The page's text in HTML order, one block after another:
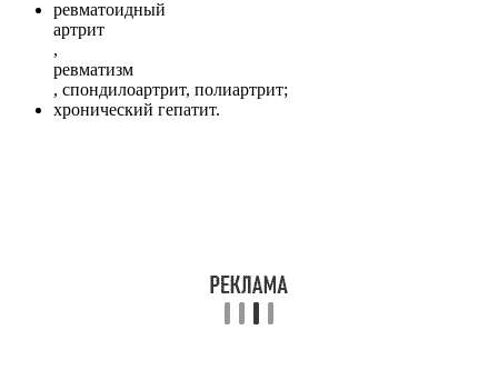
ревматоидный
артрит
,
ревматизм
, спондилоартрит, полиартрит;
хронический гепатит.